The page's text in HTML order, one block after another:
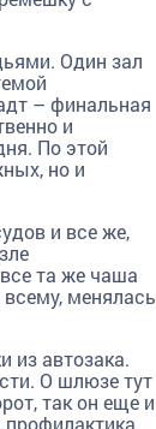
Один зал
– финальная
и
По этой
но и
и все же,
та же чаша
менялась
из автозака.
О шлюзе тут
так он еще и